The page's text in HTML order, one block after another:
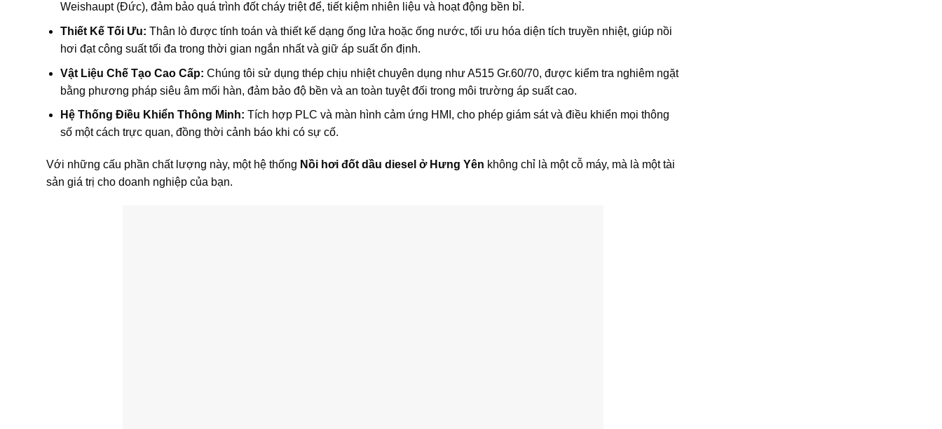
Weishaupt (Đức), đảm bảo quá trình đốt cháy triệt để, tiết kiệm nhiên liệu và hoạt động bền bỉ.
Thiết Kế Tối Ưu: Thân lò được tính toán và thiết kế dạng ống lửa hoặc ống nước, tối ưu hóa diện tích truyền nhiệt, giúp nồi
hơi đạt công suất tối đa trong thời gian ngắn nhất và giữ áp suất ổn định.
Vật Liệu Chế Tạo Cao Cấp: Chúng tôi sử dụng thép chịu nhiệt chuyên dụng như A515 Gr.60/70, được kiểm tra nghiêm ngặt
bằng phương pháp siêu âm mối hàn, đảm bảo độ bền và an toàn tuyệt đối trong môi trường áp suất cao.
Hệ Thống Điều Khiển Thông Minh: Tích hợp PLC và màn hình cảm ứng HMI, cho phép giám sát và điều khiển mọi thông
số một cách trực quan, đồng thời cảnh báo khi có sự cố.
Với những cấu phần chất lượng này, một hệ thống Nồi hơi đốt dầu diesel ở Hưng Yên không chỉ là một cỗ máy, mà là một tài
sản giá trị cho doanh nghiệp của bạn.